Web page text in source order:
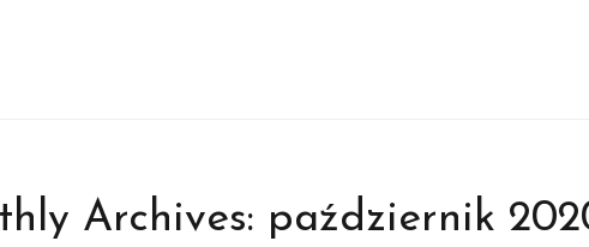
Archives: październik